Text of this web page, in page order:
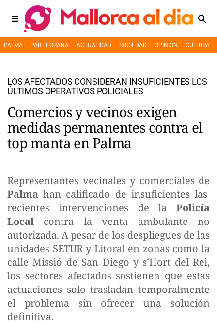
PALMA PART FORANA ACTUALIDAD SOCIEDAD OPINIÓN CULTURA
LOS AFECTADOS CONSIDERAN INSUFICIENTES LOS
ÚLTIMOS OPERATIVOS POLICIALES
Comercios y vecinos exigen
medidas permanentes contra el
top manta en Palma
Representantes vecinales y comerciales de
Palma han calificado de insuficientes las
recientes intervenciones de la Policía
Local contra la venta ambulante no
autorizada. A pesar de los despliegues de las
unidades SETUR y Litoral en zonas como la
calle Missió de San Diego y s’Hort del Rei,
los sectores afectados sostienen que estas
actuaciones solo trasladan temporalmente
el problema sin ofrecer una solución
definitiva.